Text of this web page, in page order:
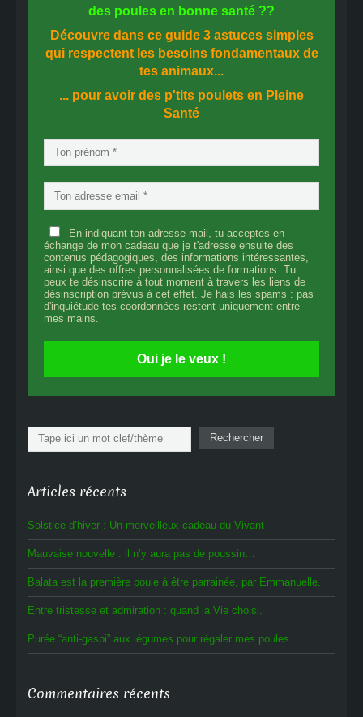
des poules en bonne santé ??
Découvre dans ce guide 3 astuces simples
qui respectent les besoins fondamentaux de
tes animaux...
... pour avoir des p'tits poulets en Pleine
Santé
En indiquant ton adresse mail, tu acceptes en
échange de mon cadeau que je t'adresse ensuite des
contenus pédagogiques, des informations intéressantes,
ainsi que des offres personnalisées de formations. Tu
peux te désinscrire à tout moment à travers les liens de
désinscription prévus à cet effet. Je hais les spams : pas
d'inquiétude tes coordonnées restent uniquement entre
mes mains.
Oui je le veux !
Rechercher Rechercher
Articles récents
Solstice d’hiver : Un merveilleux cadeau du Vivant
Mauvaise nouvelle : il n’y aura pas de poussin…
Balata est la première poule à être parrainée, par Emmanuelle.
Entre tristesse et admiration : quand la Vie choisi.
Purée “anti-gaspi” aux légumes pour régaler mes poules
Commentaires récents